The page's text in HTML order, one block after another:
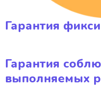
Гарантия
Гарантия
выполняемых